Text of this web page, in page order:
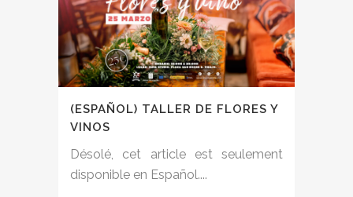
(ESPAÑOL) TALLER DE FLORES Y
VINOS
Désolé, cet article est seulement
disponible en Español....